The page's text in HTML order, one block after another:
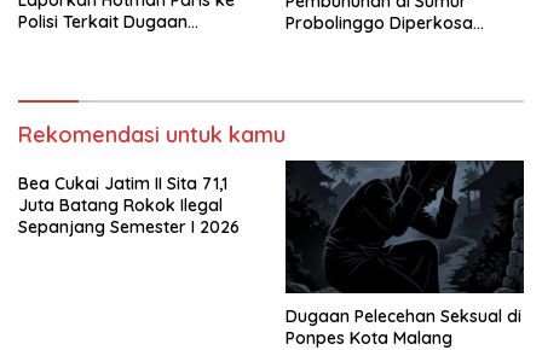
Polisi Terkait Dugaan
Probolinggo Diperkosa
Rekomendasi untuk kamu
Bea Cukai Jatim II Sita 71,1
Juta Batang Rokok Ilegal
Sepanjang Semester I 2026
Dugaan Pelecehan Seksual di
Ponpes Kota Malang